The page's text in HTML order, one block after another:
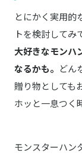
とにかく実用的
トを検討してみ
大好きなモンハ
なるかも。 どん
贈り物としても
ホッと一息つく
モンスターハン